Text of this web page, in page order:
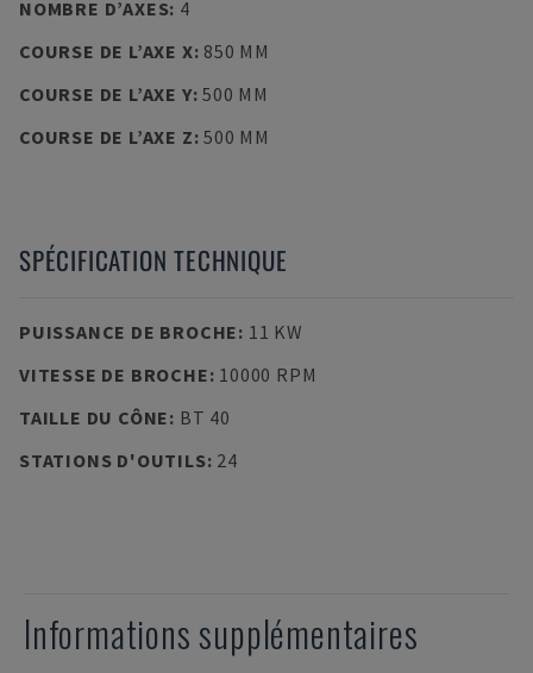
NOMBRE D’AXES: 4
COURSE DE L’AXE X: 850 MM
COURSE DE L’AXE Y:500 MM
COURSE DE L’AXE Z:500 MM
SPÉCIFICATION TECHNIQUE
PUISSANCE DE BROCHE: 11 KW
VITESSE DE BROCHE: 10000 RPM
TAILLE DU CÔNE: BT 40
STATIONS D'OUTILS: 24
Informations supplémentaires